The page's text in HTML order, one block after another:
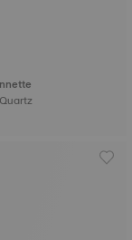
48.5 mm • Quartz